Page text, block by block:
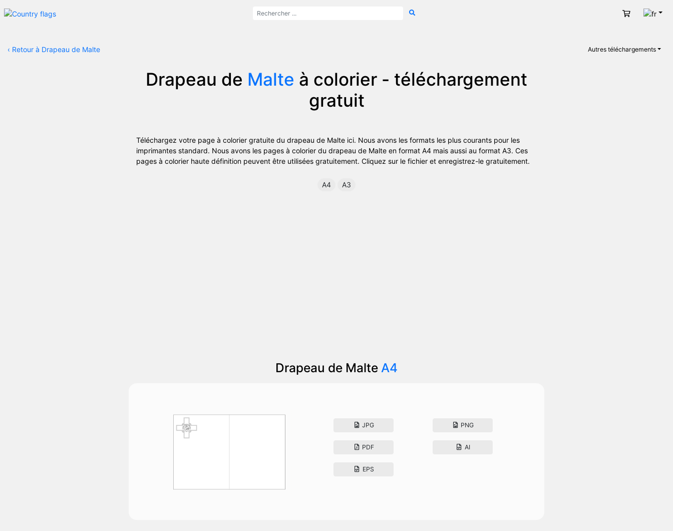
Panier
‹ Retour à Drapeau de Malte Autres téléchargements
Drapeau de Malte à colorier - téléchargement
gratuit
Téléchargez votre page à colorier gratuite du drapeau de Malte ici. Nous avons les formats les plus courants pour les
imprimantes standard. Nous avons les pages à colorier du drapeau de Malte en format A4 mais aussi au format A3. Ces
pages à colorier haute définition peuvent être utilisées gratuitement. Cliquez sur le fichier et enregistrez-le gratuitement.
A4 A3
Drapeau de Malte A4
JPG PNG
PDF AI
EPS